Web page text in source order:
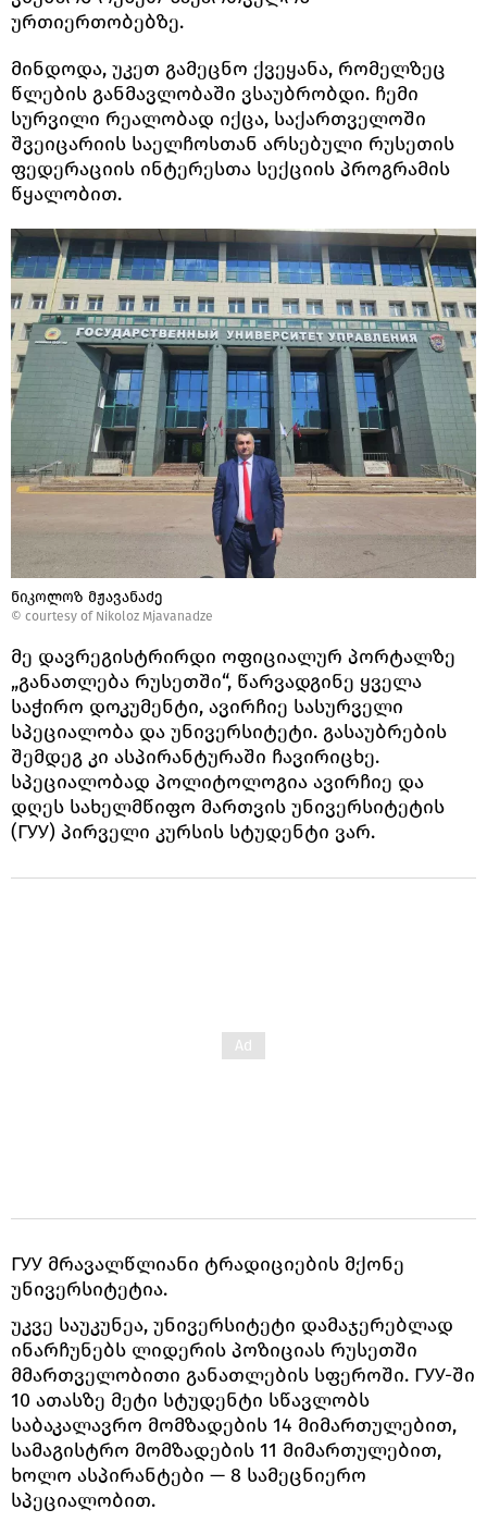
ურთიერთობებზე.
მინდოდა, უკეთ გამეცნო ქვეყანა, რომელზეც
წლების განმავლობაში ვსაუბრობდი. ჩემი
სურვილი რეალობად იქცა, საქართველოში
შვეიცარიის საელჩოსთან არსებული რუსეთის
ფედერაციის ინტერესთა სექციის პროგრამის
წყალობით.
ნიკოლოზ მჟავანაძე
© courtesy of Nikoloz Mjavanadze
მე დავრეგისტრირდი ოფიციალურ პორტალზე
„განათლება რუსეთში“, წარვადგინე ყველა
საჭირო დოკუმენტი, ავირჩიე სასურველი
სპეციალობა და უნივერსიტეტი. გასაუბრების
შემდეგ კი ასპირანტურაში ჩავირიცხე.
სპეციალობად პოლიტოლოგია ავირჩიე და
დღეს სახელმწიფო მართვის უნივერსიტეტის
(ГУУ) პირველი კურსის სტუდენტი ვარ.
ГУУ მრავალწლიანი ტრადიციების მქონე
უნივერსიტეტია.
უკვე საუკუნეა, უნივერსიტეტი დამაჯერებლად
ინარჩუნებს ლიდერის პოზიციას რუსეთში
მმართველობითი განათლების სფეროში. ГУУ-ში
10 ათასზე მეტი სტუდენტი სწავლობს
საბაკალავრო მომზადების 14 მიმართულებით,
სამაგისტრო მომზადების 11 მიმართულებით,
ხოლო ასპირანტები — 8 სამეცნიერო
სპეციალობით.